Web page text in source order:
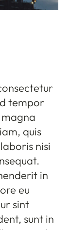
tempor
quis
nisi
in
eu
sint
sunt in